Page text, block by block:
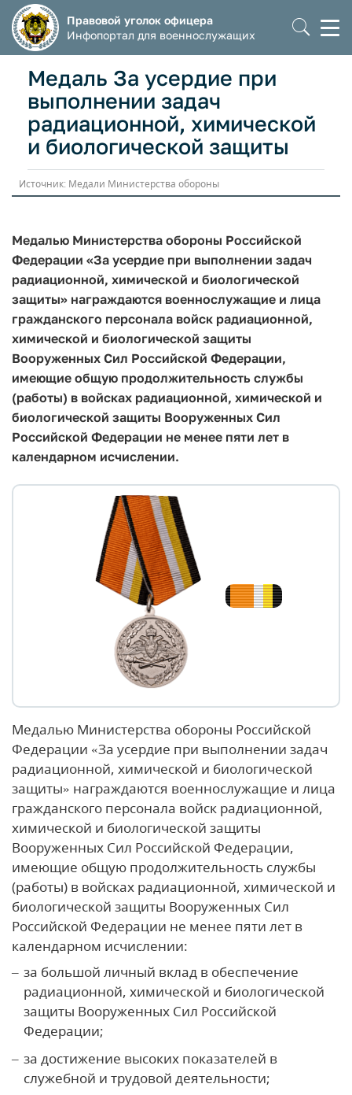
Правовой уголок офицера
Инфопортал для военнослужащих
Медаль За усердие при
выполнении задач
радиационной, химической
и биологической защиты
Источник: Медали Министерства обороны
Медалью Министерства обороны Российской
Федерации «За усердие при выполнении задач
радиационной, химической и биологической
защиты» награждаются военнослужащие и лица
гражданского персонала войск радиационной,
химической и биологической защиты
Вооруженных Сил Российской Федерации,
имеющие общую продолжительность службы
(работы) в войсках радиационной, химической и
биологической защиты Вооруженных Сил
Российской Федерации не менее пяти лет в
календарном исчислении.
Медалью Министерства обороны Российской
Федерации «За усердие при выполнении задач
радиационной, химической и биологической
защиты» награждаются военнослужащие и лица
гражданского персонала войск радиационной,
химической и биологической защиты
Вооруженных Сил Российской Федерации,
имеющие общую продолжительность службы
(работы) в войсках радиационной, химической и
биологической защиты Вооруженных Сил
Российской Федерации не менее пяти лет в
календарном исчислении:
за большой личный вклад в обеспечение
радиационной, химической и биологической
защиты Вооруженных Сил Российской
Федерации;
за достижение высоких показателей в
служебной и трудовой деятельности;